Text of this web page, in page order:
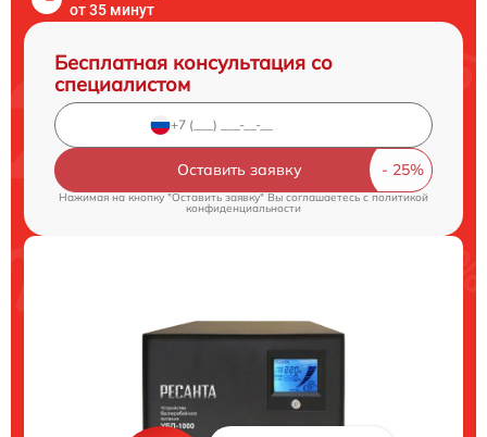
от 35 минут
Бесплатная консультация со
специалистом
Оставить заявку
Нажимая на кнопку "Оставить заявку" Вы соглашаетесь cполитикой
конфиденциальности